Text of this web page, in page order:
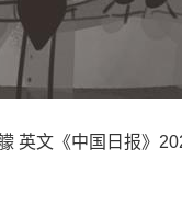
英文《中国日报》